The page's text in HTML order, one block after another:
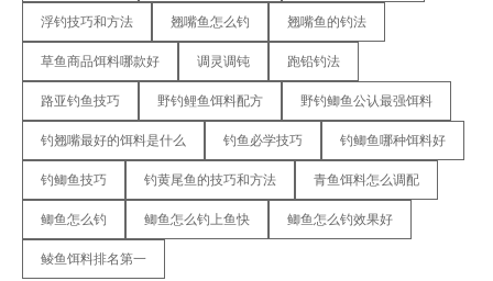
浮钓技巧和方法 翘嘴鱼怎么钓 翘嘴鱼的钓法
草鱼商品饵料哪款好 调灵调钝 跑铅钓法
路亚钓鱼技巧 野钓鲤鱼饵料配方 野钓鲫鱼公认最强饵料
钓翘嘴最好的饵料是什么 钓鱼必学技巧 钓鲫鱼哪种饵料好
钓鲫鱼技巧 钓黄尾鱼的技巧和方法 青鱼饵料怎么调配
鲫鱼怎么钓 鲫鱼怎么钓上鱼快 鲫鱼怎么钓效果好
鲮鱼饵料排名第一